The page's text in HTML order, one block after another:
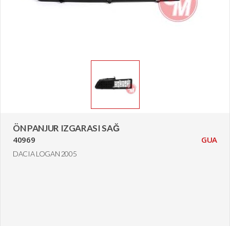
ÖN PANJUR IZGARASI SAĞ
40969 GUA
DACIA LOGAN 2005